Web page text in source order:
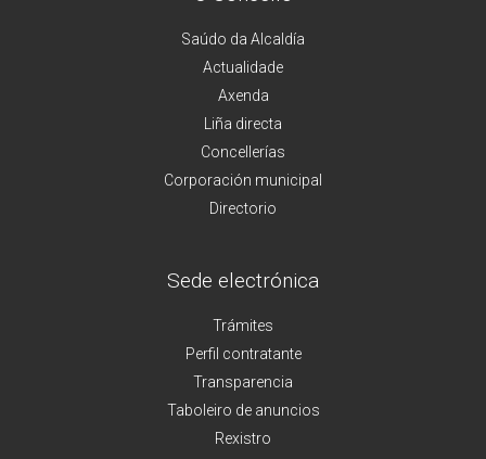
Saúdo da Alcaldía
Actualidade
Axenda
Liña directa
Concellerías
Corporación municipal
Directorio
Sede electrónica
Trámites
Perfil contratante
Transparencia
Taboleiro de anuncios
Rexistro